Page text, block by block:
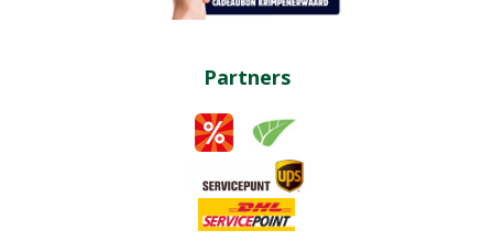
Partners